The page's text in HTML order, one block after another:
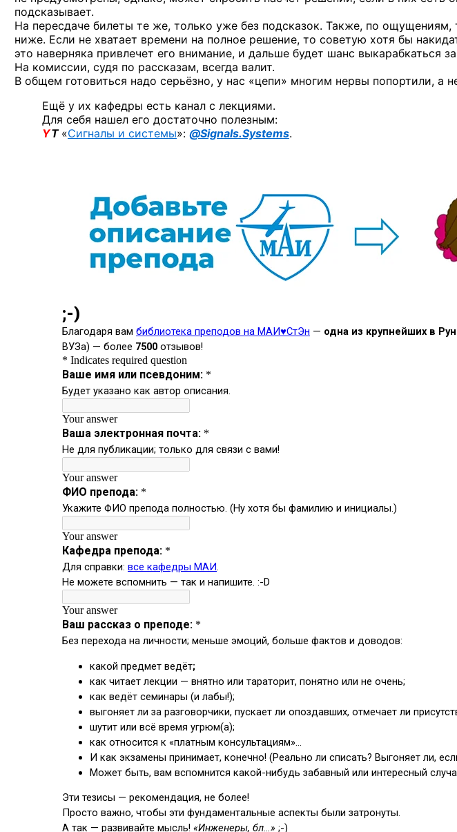
подсказывает.
На пересдаче билеты те же, только уже без подсказок. Также, по ощущениям,
ниже. Если не хватает времени на полное решение, то советую хотя бы
это наверняка привлечет его внимание, и дальше будет шанс выкарабкаться
На комиссии, судя по рассказам, всегда валит.
В общем готовиться надо серьёзно, у нас «цепи» многим нервы попортили, а
Ещё у их кафедры есть канал с лекциями.
Для себя нашел его достаточно полезным:
YT «Сигналы и системы»: @Signals.Systems.